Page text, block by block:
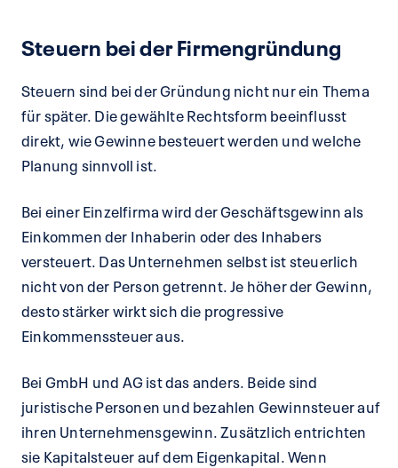
Steuern bei der Firmengründung
Steuern sind bei der Gründung nicht nur ein Thema
für später. Die gewählte Rechtsform beeinflusst
direkt, wie Gewinne besteuert werden und welche
Planung sinnvoll ist.
Bei einer Einzelfirma wird der Geschäftsgewinn als
Einkommen der Inhaberin oder des Inhabers
versteuert. Das Unternehmen selbst ist steuerlich
nicht von der Person getrennt. Je höher der Gewinn,
desto stärker wirkt sich die progressive
Einkommenssteuer aus.
Bei GmbH und AG ist das anders. Beide sind
juristische Personen und bezahlen Gewinnsteuer auf
ihren Unternehmensgewinn. Zusätzlich entrichten
sie Kapitalsteuer auf dem Eigenkapital. Wenn